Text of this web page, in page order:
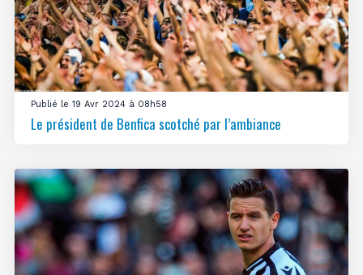
Publié le 19 Avr 2024 à 08h58
Le président de Benfica scotché par l’ambiance